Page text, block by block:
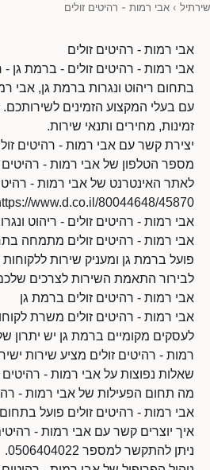
שירתיל › אבי רמות - רהיטים זולים
אבי רמות - רהיטים זולים
אבי רמות - רהיטים זולים - ברמת גן -
בתחום ריהוט ונגרות ברמת גן, אבי
עם בעלי המקצוע הזמינים לשירותכם.
זמינות, מחירים ותנאי שירות.
יצירת קשר עם אבי רמות - רהיטים
מספר הטלפון של אבי רמות - רהיטים זולים:
לאתר האינטרנט של אבי רמות -
www.d.co.il/80044648/45870/
אבי רמות - רהיטים זולים - ריהוט
אבי רמות - רהיטים זולים מתמחה
פועל ברמת גן ומעניק שירות ללקוחות
לבירור התאמת השירות לצרכים
אבי רמות - רהיטים זולים ברמת גן
אבי רמות - רהיטים זולים משרת
לעסקים מקומיים ברמת גן יש יתרון של
רמות - רהיטים זולים מציע שירות ישיר
שאלות נפוצות על אבי רמות - רהיטים
מה תחום הפעילות של אבי רמות -
אבי רמות - רהיטים זולים פועל
איך יוצרים קשר עם אבי רמות -
ניתן להתקשר למספר 0506404022.